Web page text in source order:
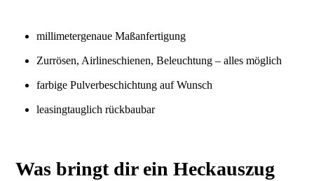
millimetergenaue Maßanfertigung
Zurrösen, Airlineschienen, Beleuchtung – alles möglich
farbige Pulverbeschichtung auf Wunsch
leasingtauglich rückbaubar
Was bringt dir ein Heckauszug